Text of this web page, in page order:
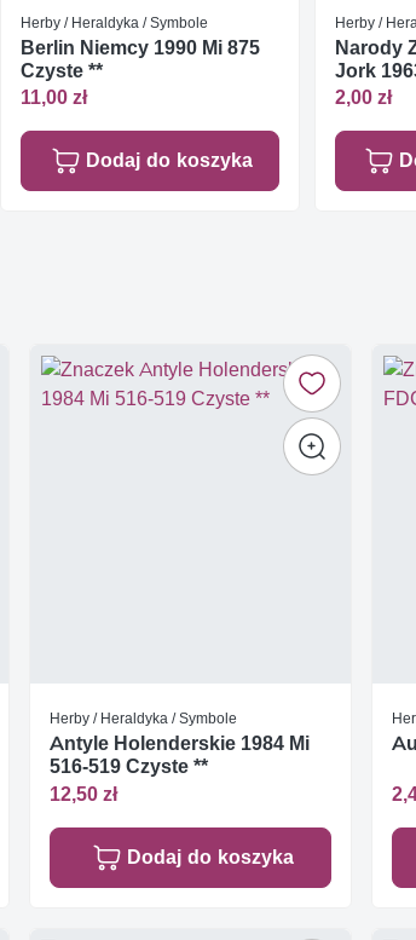
Herby / Heraldyka / Symbole
Berlin Niemcy 1990 Mi 875
Czyste **
11,00 zł
Dodaj do koszyka
Herby /
Narody
Jork
Czyste **
2,00 zł
Herby / Heraldyka / Symbole
Antyle Holenderskie 1984 Mi
516-519 Czyste **
12,50 zł
Dodaj do koszyka